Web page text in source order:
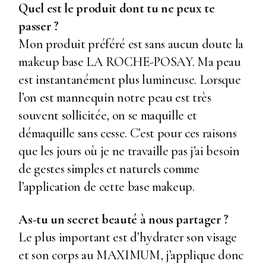
Quel est le produit dont tu ne peux te
passer ?
Mon produit préféré est sans aucun doute la
makeup base LA ROCHE-POSAY. Ma peau
est instantanément plus lumineuse. Lorsque
l’on est mannequin notre peau est très
souvent sollicitée, on se maquille et
démaquille sans cesse. C’est pour ces raisons
que les jours où je ne travaille pas j’ai besoin
de gestes simples et naturels comme
l’application de cette base makeup.
As-tu un secret beauté à nous partager ?
Le plus important est d’hydrater son visage
et son corps au MAXIMUM, j’applique donc